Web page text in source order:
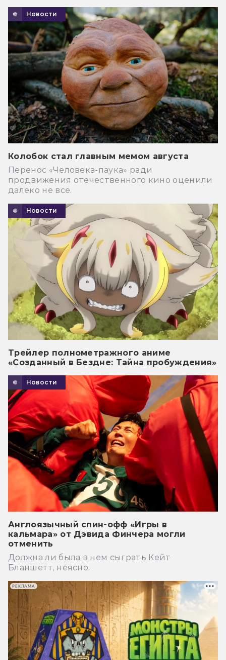
Новости
Колобок стал главным мемом августа
Перенос «Человека-паука» ради
продвижения отечественного кино оценили
далеко не все.
Новости
Трейлер полнометражного аниме
«Созданный в Бездне: Тайна пробуждения»
Новости
Англоязычный спин-офф «Игры в
кальмара» от Дэвида Финчера могли
отменить
Должна ли была в нем сыграть Кейт
Бланшетт, неясно.
РЕКЛАМА